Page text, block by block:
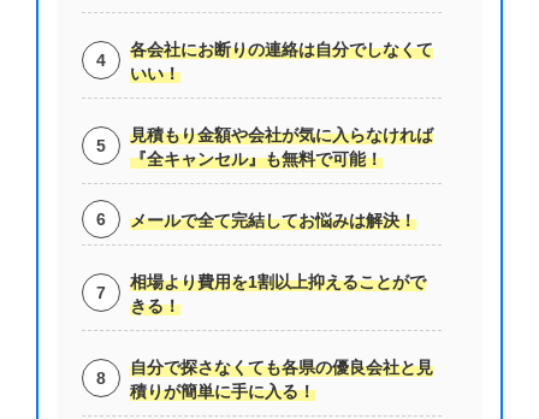
各会社にお断りの連絡は自分でしなくて
いい！
見積もり金額や会社が気に入らなければ
『全キャンセル』も無料で可能！
メールで全て完結してお悩みは解決！
相場より費用を1割以上抑えることがで
きる！
自分で探さなくても各県の優良会社と見
積りが簡単に手に入る！